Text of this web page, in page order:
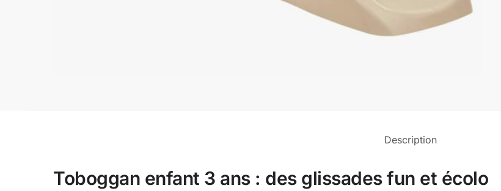
Description
Toboggan enfant 3 ans : des glissades fun et écolo